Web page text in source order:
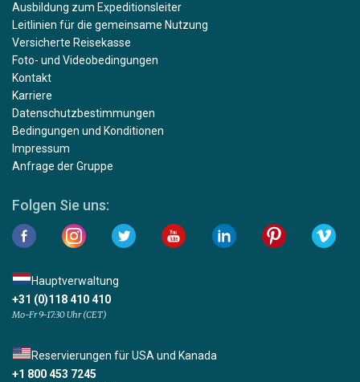
Ausbildung zum Expeditionsleiter
Leitlinien für die gemeinsame Nutzung
Versicherte Reisekasse
Foto- und Videobedingungen
Kontakt
Karriere
Datenschutzbestimmungen
Bedingungen und Konditionen
Impressum
Anfrage der Gruppe
Folgen Sie uns:
Hauptverwaltung
+31 (0)118 410 410
Mo-Fr 9-17:30 Uhr (CET)
Reservierungen für USA und Kanada
+1 800 453 7245